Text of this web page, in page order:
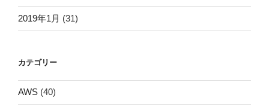
2019年1月 (31)
カテゴリー
AWS (40)